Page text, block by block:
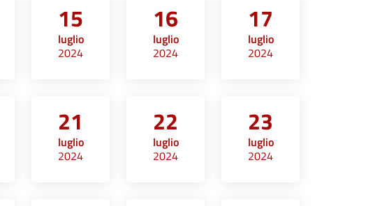
15
luglio
2024
16
luglio
2024
17
luglio
2024
21
luglio
2024
22
luglio
2024
23
luglio
2024